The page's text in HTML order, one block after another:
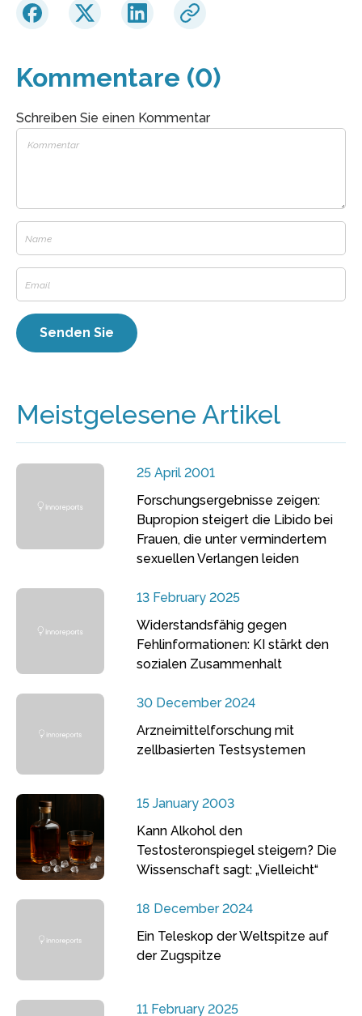
Kommentare (0)
Schreiben Sie einen Kommentar
Meistgelesene Artikel
25 April 2001
Forschungsergebnisse zeigen:
Bupropion steigert die Libido bei
Frauen, die unter vermindertem
sexuellen Verlangen leiden
13 February 2025
Widerstandsfähig gegen
Fehlinformationen: KI stärkt den
sozialen Zusammenhalt
30 December 2024
Arzneimittelforschung mit
zellbasierten Testsystemen
15 January 2003
Kann Alkohol den
Testosteronspiegel steigern? Die
Wissenschaft sagt: „Vielleicht“
18 December 2024
Ein Teleskop der Weltspitze auf
der Zugspitze
11 February 2025